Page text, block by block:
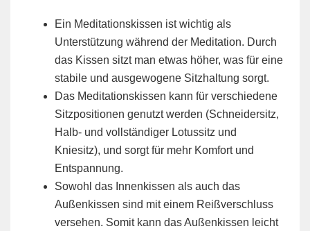
Ein Meditationskissen ist wichtig als
Unterstützung während der Meditation. Durch
das Kissen sitzt man etwas höher, was für eine
stabile und ausgewogene Sitzhaltung sorgt.
Das Meditationskissen kann für verschiedene
Sitzpositionen genutzt werden (Schneidersitz,
Halb- und vollständiger Lotussitz und
Kniesitz), und sorgt für mehr Komfort und
Entspannung.
Sowohl das Innenkissen als auch das
Außenkissen sind mit einem Reißverschluss
versehen. Somit kann das Außenkissen leicht